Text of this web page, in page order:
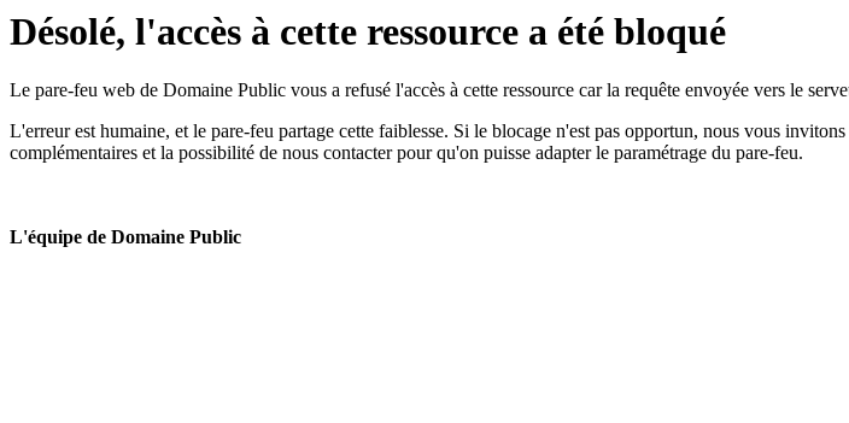
Désolé, l'accès à cette ressource a été bloqué
Le pare-feu web de Domaine Public vous a refusé l'accès à cette ressource car la requête envoyée vers le
L'erreur est humaine, et le pare-feu partage cette faiblesse. Si le blocage n'est pas opportun, nous vous
complémentaires et la possibilité de nous contacter pour qu'on puisse adapter le paramétrage du pare-feu.
L'équipe de Domaine Public